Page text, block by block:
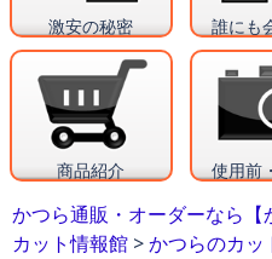
激安の秘密 誰にも
商品紹介 使用前
かつら通販・オーダーなら【
カット情報館 >かつらのカッ